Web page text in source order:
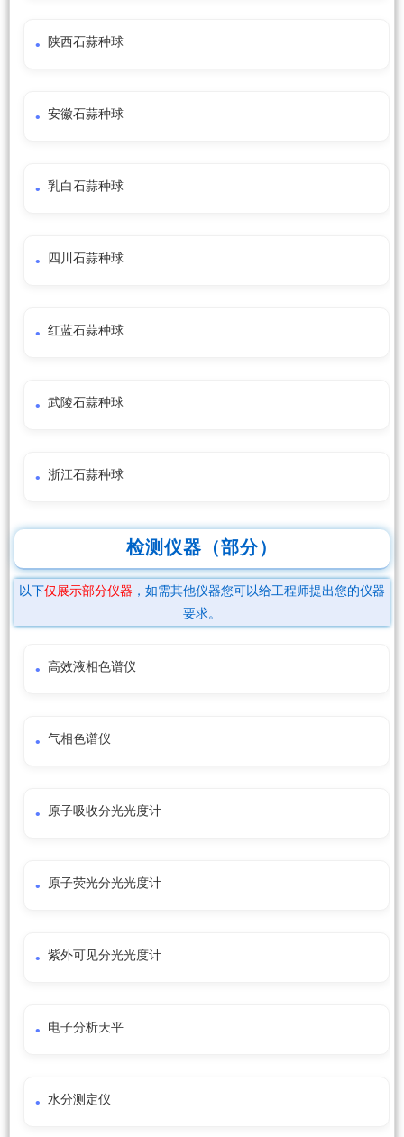
陕西石蒜种球
安徽石蒜种球
乳白石蒜种球
四川石蒜种球
红蓝石蒜种球
武陵石蒜种球
浙江石蒜种球
检测仪器（部分）
以下仅展示部分仪器 ，如需其他仪器您可以给工程师提出您的仪器
要求。
高效液相色谱仪
气相色谱仪
原子吸收分光光度计
原子荧光分光光度计
紫外可见分光光度计
电子分析天平
水分测定仪